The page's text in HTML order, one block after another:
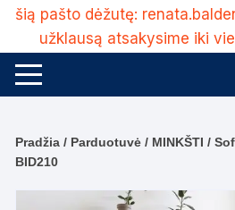
šią pašto dėžutę:
užklausą atsakysime iki
Pradžia / Parduotuvė / MINKŠTI /
BID210